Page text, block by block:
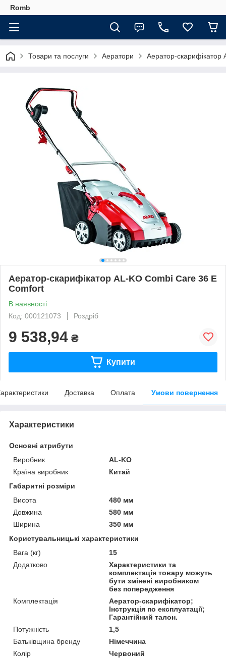
Romb
Товари та послуги Аератори Аератор-
Аератор-скарифікатор AL-KO Combi Care 36 E
Comfort
В наявності
Код: 000121073
Роздріб
9 538,94 ₴
Купити
Доставка Оплата Умови повернення
Характеристики
Основні атрибути
Виробник
AL-KO
Країна виробник
Китай
Габаритні розміри
Висота
480 мм
Довжина
580 мм
Ширина
350 мм
Користувальницькі характеристики
Вага (кг)
15
Додатково
Характеристики та
комплектація товару можуть
бути змінені виробником
без попередження
Комплектація
Аератор-скарифікатор;
Інструкція по експлуатації;
Гарантійний талон.
Потужність
1,5
Батьківщина бренду
Німеччина
Колір
Червоний